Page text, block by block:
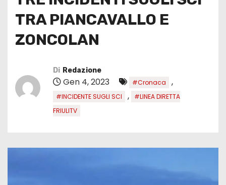
TRA PIANCAVALLO E
ZONCOLAN
Di Redazione
Gen 4, 2023 #Cronaca ,
#INCIDENTE SUGLI SCI ,
#LINEA DIRETTA
FRIULITV